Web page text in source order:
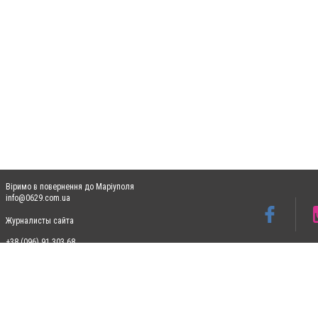
Віримо в повернення до Маріуполя
info@0629.com.ua
Журналисты сайта
+38 (096) 91 303 68